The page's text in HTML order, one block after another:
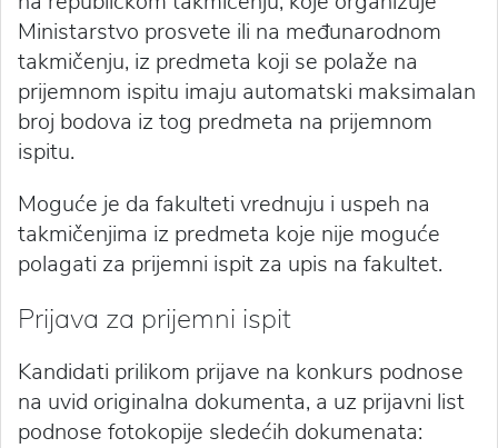
Ministarstvo prosvete ili na međunarodnom
takmičenju, iz predmeta koji se polaže na
prijemnom ispitu imaju automatski maksimalan
broj bodova iz tog predmeta na prijemnom
ispitu.
Moguće je da fakulteti vrednuju i uspeh na
takmičenjima iz predmeta koje nije moguće
polagati za prijemni ispit za upis na fakultet.
Prijava za prijemni ispit
Kandidati prilikom prijave na konkurs podnose
na uvid originalna dokumenta, a uz prijavni list
podnose fotokopije sledećih dokumenata: